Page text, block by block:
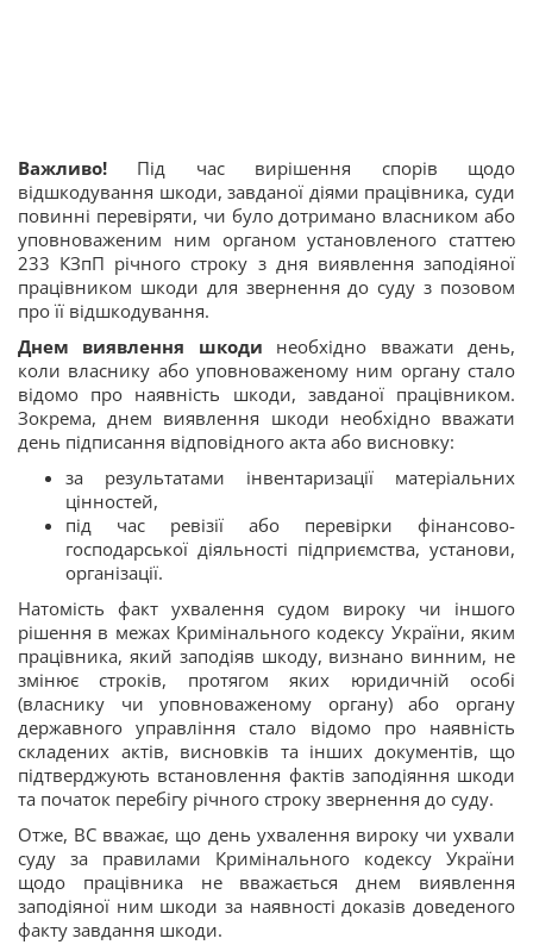
Важливо! Під час вирішення спорів щодо
відшкодування шкоди, завданої діями працівника, суди
повинні перевіряти, чи було дотримано власником або
уповноваженим ним органом установленого статтею
233 КЗпП річного строку з дня виявлення заподіяної
працівником шкоди для звернення до суду з позовом
про її відшкодування.
Днем виявлення шкоди необхідно вважати день,
коли власнику або уповноваженому ним органу стало
відомо про наявність шкоди, завданої працівником.
Зокрема, днем виявлення шкоди необхідно вважати
день підписання відповідного акта або висновку:
за результатами інвентаризації матеріальних
цінностей,
під час ревізії або перевірки фінансово-
господарської діяльності підприємства, установи,
організації.
Натомість факт ухвалення судом вироку чи іншого
рішення в межах Кримінального кодексу України, яким
працівника, який заподіяв шкоду, визнано винним, не
змінює строків, протягом яких юридичній особі
(власнику чи уповноваженому органу) або органу
державного управління стало відомо про наявність
складених актів, висновків та інших документів, що
підтверджують встановлення фактів заподіяння шкоди
та початок перебігу річного строку звернення до суду.
Отже, ВС вважає, що день ухвалення вироку чи ухвали
суду за правилами Кримінального кодексу України
щодо працівника не вважається днем виявлення
заподіяної ним шкоди за наявності доказів доведеного
факту завдання шкоди.